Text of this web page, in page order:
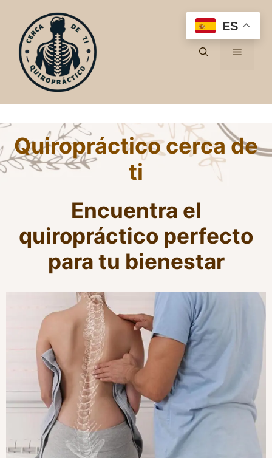
contenido
Menú
Quiropráctico cerca de
ti
Encuentra el
quiropráctico perfecto
para tu bienestar
ES